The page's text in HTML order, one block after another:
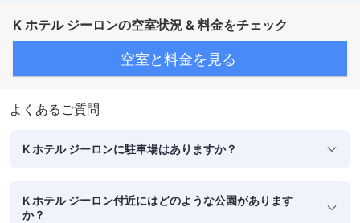
K ホテル ジーロンの空室状況 & 料金をチェック
空室と料金を見る
よくあるご質問
K ホテル ジーロンに駐車場はありますか？
K ホテル ジーロン付近にはどのような公園があります
か？